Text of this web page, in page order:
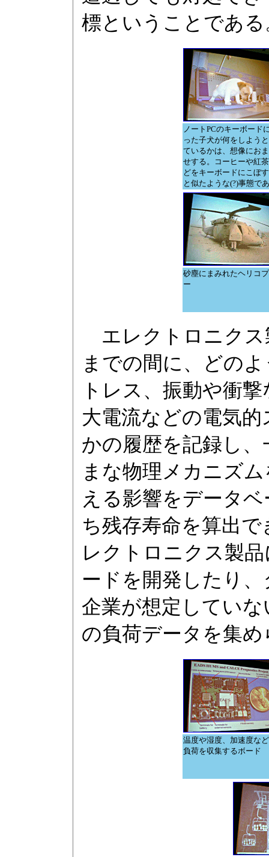
標ということである
ノートPCのキーボード
った子犬が何をしよう
ているかは、想像にお
せする。コーヒーや紅
どをキーボードにこぼ
と似たような(?)事態で
砂塵にまみれたヘリコ
ー
エレクトロニクス
までの間に、どの
トレス、振動や衝
大電流などの電気
かの履歴を記録し
まな物理メカニズ
える影響をデータ
ち残存寿命を算出
レクトロニクス製
ードを開発したり
企業が想定してい
の負荷データを集
温度や湿度、加速度な
負荷を収集するボード